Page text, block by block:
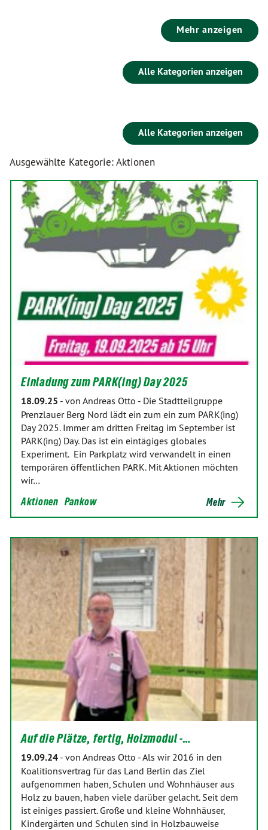
Mehr anzeigen
Alle Kategorien anzeigen
Alle Kategorien anzeigen
Ausgewählte Kategorie: Aktionen
Einladung zum PARK(ing) Day 2025
18.09.25 - von Andreas Otto - Die Stadtteilgruppe
Prenzlauer Berg Nord lädt ein zum ein zum PARK(ing)
Day 2025. Immer am dritten Freitag im September ist
PARK(ing) Day. Das ist ein eintägiges globales
Experiment. Ein Parkplatz wird verwandelt in einen
temporären öffentlichen PARK. Mit Aktionen möchten
wir…
Aktionen Pankow Mehr
Auf die Plätze, fertig, Holzmodul -…
19.09.24 - von Andreas Otto -Als wir 2016 in den
Koalitionsvertrag für das Land Berlin das Ziel
aufgenommen haben, Schulen und Wohnhäuser aus
Holz zu bauen, haben viele darüber gelacht. Seit dem
ist einiges passiert. Große und kleine Wohnhäuser,
Kindergärten und Schulen sind in Holzbauweise